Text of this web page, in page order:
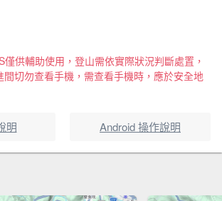
僅供輔助使用，登山需依實際狀況判斷處置，
切勿查看手機，需查看手機時，應於安全地
明 Android 操作說明